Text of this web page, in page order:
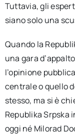
Tuttavia, gli
siano solo una
Quando la
una gara
l’opinione
centrale o quello
stesso, ma si è
Republika Srpska
oggi né Milorad